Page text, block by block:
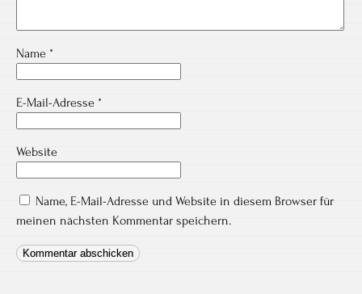
Name *
E-Mail-Adresse *
Website
Name, E-Mail-Adresse und Website in diesem Browser für
meinen nächsten Kommentar speichern.